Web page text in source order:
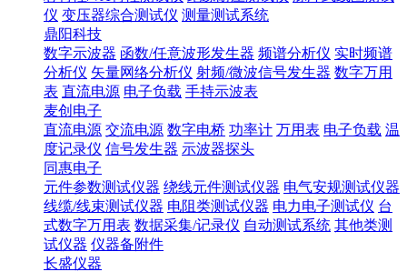
仪 变压器综合测试仪 测量测试系统
鼎阳科技
数字示波器 函数/任意波形发生器 频谱分析仪 实时频谱
分析仪 矢量网络分析仪 射频/微波信号发生器 数字万用
表 直流电源 电子负载 手持示波表
麦创电子
直流电源 交流电源 数字电桥 功率计 万用表 电子负载 温
度记录仪 信号发生器 示波器探头
同惠电子
元件参数测试仪器 绕线元件测试仪器 电气安规测试仪器
线缆/线束测试仪器 电阻类测试仪器 电力电子测试仪 台
式数字万用表 数据采集/记录仪 自动测试系统 其他类测
试仪器 仪器备附件
长盛仪器